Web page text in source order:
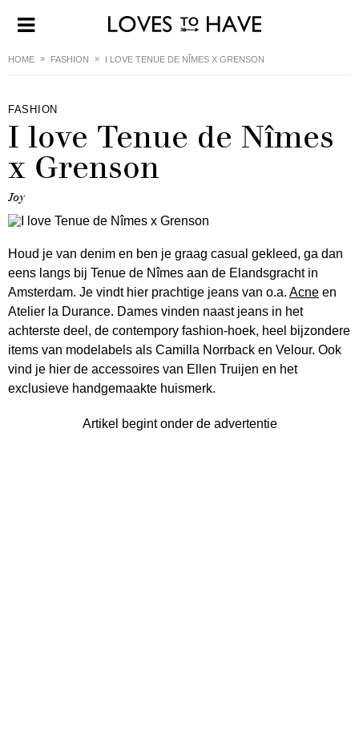
HOME FASHION I LOVE TENUE DE NÎMES X GRENSON
FASHION
I love Tenue de Nîmes
x Grenson
Joy
Houd je van denim en ben je graag casual gekleed, ga dan
eens langs bij Tenue de Nîmes aan de Elandsgracht in
Amsterdam. Je vindt hier prachtige jeans van o.a. Acne en
Atelier la Durance. Dames vinden naast jeans in het
achterste deel, de contempory fashion-hoek, heel bijzondere
items van modelabels als Camilla Norrback en Velour. Ook
vind je hier de accessoires van Ellen Truijen en het
exclusieve handgemaakte huismerk.
Artikel begint onder de advertentie